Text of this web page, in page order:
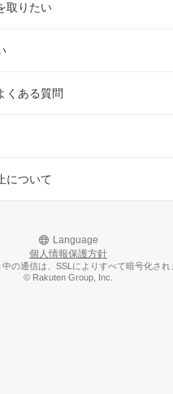
取りたい
くある質問
について
Language
個人情報保護方針
中の通信は、SSLによりすべて暗号化され
© Rakuten Group, Inc.